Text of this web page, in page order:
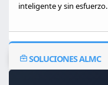
inteligente y sin esfuerzo.
SOLUCIONES ALMC